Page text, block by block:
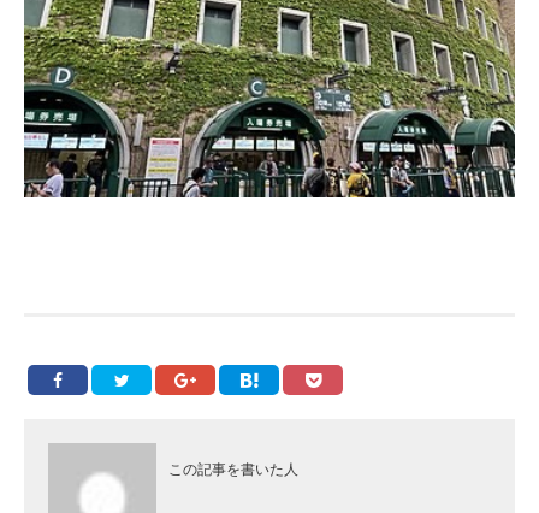
この記事を書いた人